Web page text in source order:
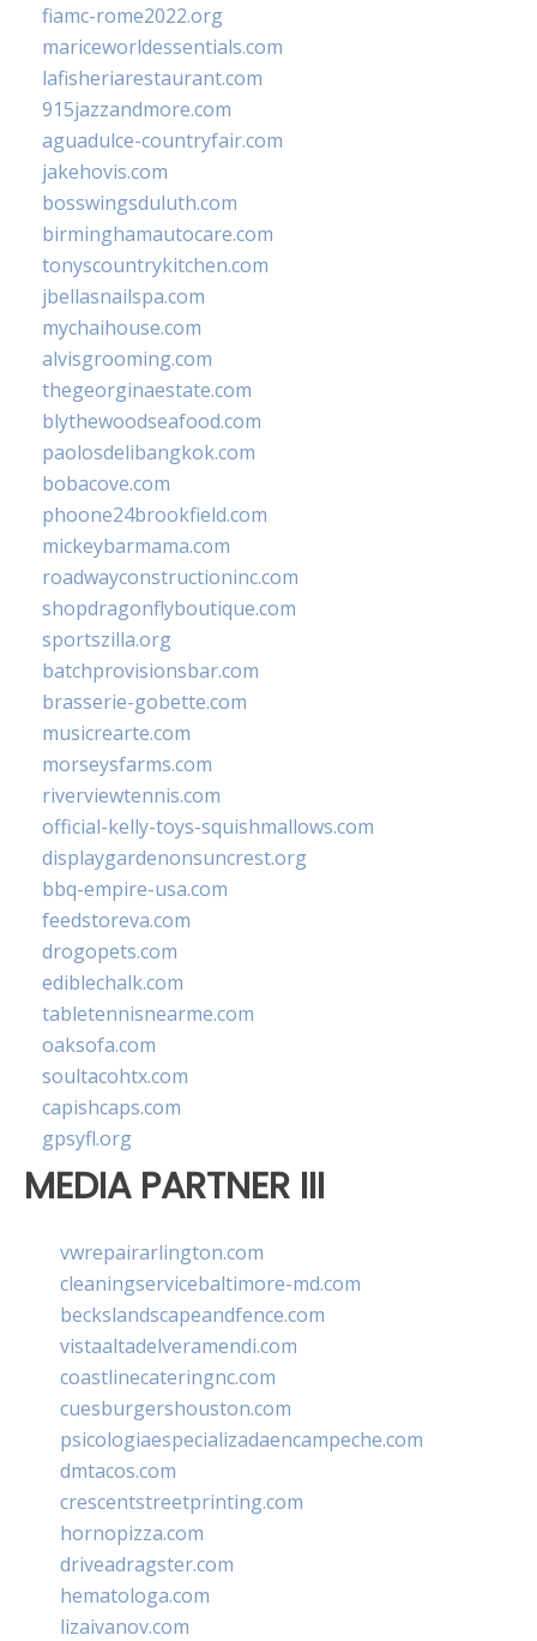
fiamc-rome2022.org
mariceworldessentials.com
lafisheriarestaurant.com
915jazzandmore.com
aguadulce-countryfair.com
jakehovis.com
bosswingsduluth.com
birminghamautocare.com
tonyscountrykitchen.com
jbellasnailspa.com
mychaihouse.com
alvisgrooming.com
thegeorginaestate.com
blythewoodseafood.com
paolosdelibangkok.com
bobacove.com
phoone24brookfield.com
mickeybarmama.com
roadwayconstructioninc.com
shopdragonflyboutique.com
sportszilla.org
batchprovisionsbar.com
brasserie-gobette.com
musicrearte.com
morseysfarms.com
riverviewtennis.com
official-kelly-toys-squishmallows.com
displaygardenonsuncrest.org
bbq-empire-usa.com
feedstoreva.com
drogopets.com
ediblechalk.com
tabletennisnearme.com
oaksofa.com
soultacohtx.com
capishcaps.com
gpsyfl.org
MEDIA PARTNER III
vwrepairarlington.com
cleaningservicebaltimore-md.com
beckslandscapeandfence.com
vistaaltadelveramendi.com
coastlinecateringnc.com
cuesburgershouston.com
psicologiaespecializadaencampeche.com
dmtacos.com
crescentstreetprinting.com
hornopizza.com
driveadragster.com
hematologa.com
lizaivanov.com